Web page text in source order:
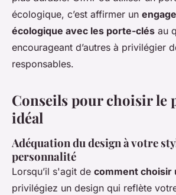
écologique, c’est affirmer un
écologique avec les porte-clés au
encourageant d’autres à privilégier
responsables.
Conseils pour choisir le
idéal
Adéquation du design à votre
personnalité
Lorsqu’il s'agit de comment choisir
privilégiez un design qui reflète